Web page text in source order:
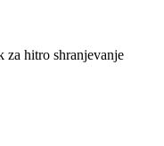
za hitro shranjevanje